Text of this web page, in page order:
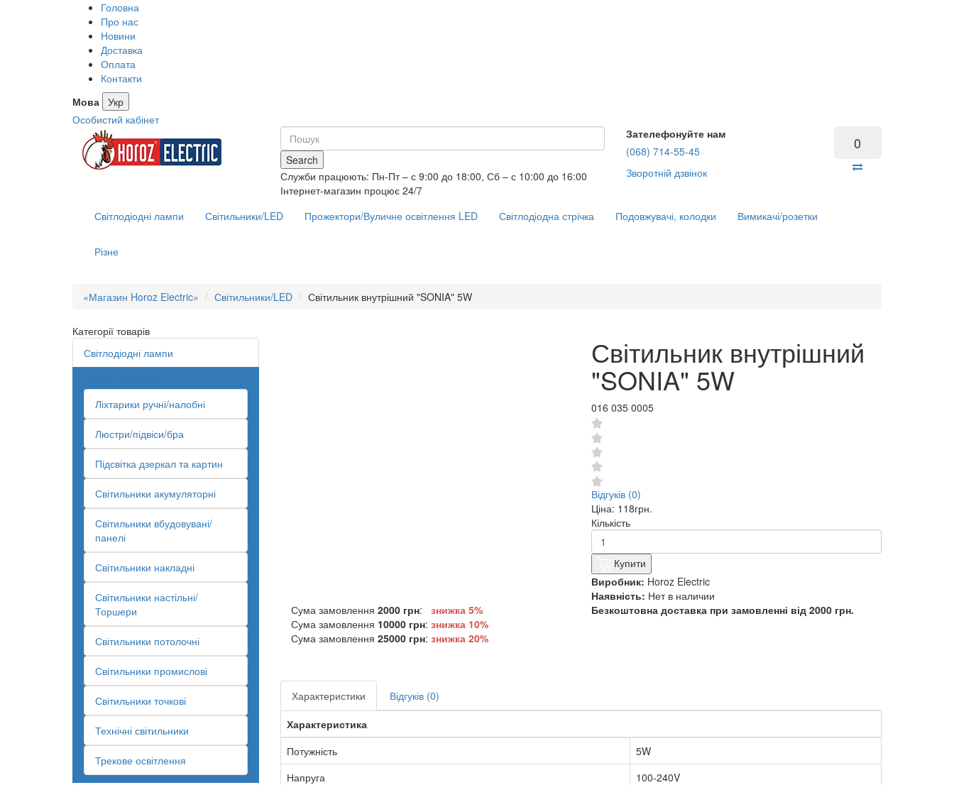
Головна
Про нас
Новини
Доставка
Оплата
Контакти
Мова Укр
Особистий кабінет
Search
Служби працюють: Пн-Пт – с 9:00 до 18:00, Сб – с 10:00 до 16:00
Інтернет-магазин процює 24/7
Зателефонуйте нам
(068) 714-55-45
Зворотній дзвінок
0
Світлодіодні лампи Світильники/LED Прожектори/Вуличне освітлення LED Світлодіодна стрічка Подовжувачі, колодки Вимикачі/розетки
Різне
«Магазин Horoz Electric» Світильники/LED Світильник внутрішний "SONIA" 5W
Категорії товарів
Світлодіодні лампи
Ліхтарики ручні/налобні
Люстри/підвіси/бра
Підсвітка дзеркал та картин
Світильники акумуляторні
Світильники вбудовувані/
панелі
Світильники накладні
Світильники настільні/
Торшери
Світильники потолочні
Світильники промислові
Світильники точкові
Технічні світильники
Трекове освітлення
Світильник внутрішний
"SONIA" 5W
016 035 0005
Відгуків (0)
Ціна: 118грн.
Кількість
Купити
Виробник: Horoz Electric
Наявність: Нет в наличии
Сума замовлення 2000 грн:
знижка 5%
Сума замовлення 10000 грн: знижка10%
Сума замовлення 25000 грн: знижка20%
Безкоштовна доставка при замовленні від 2000 грн.
Характеристики
Відгуків (0)
Характеристика
Потужність
5W
Напруга
100-240V